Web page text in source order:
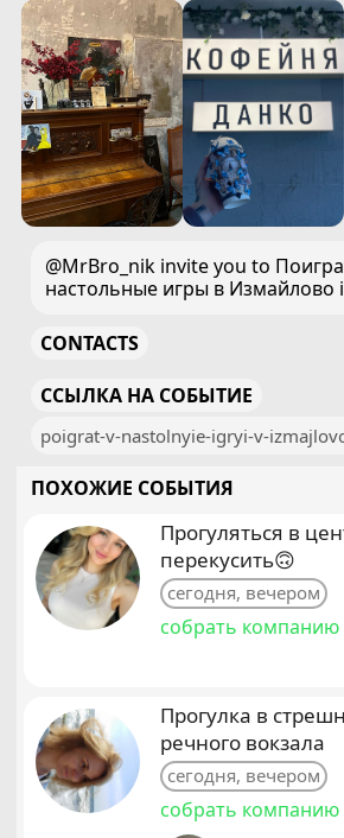
@MrBro_nik invite you to
настольные игры в Измайлово
CONTACTS
ССЫЛКА НА СОБЫТИЕ
poigrat-v-nastolnyie-igryi-v-
ПОХОЖИЕ СОБЫТИЯ
Прогуляться в
перекусить🙃
сегодня, вечером
собрать компанию
Прогулка в
речного вокзала
сегодня, вечером
собрать компанию